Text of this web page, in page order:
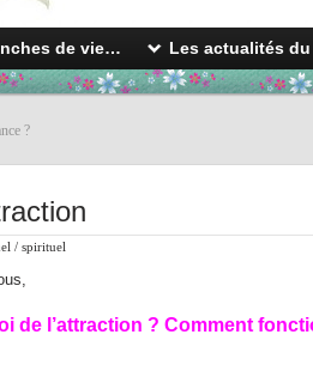
de vie… Les actualités
?
/ spirituel
de l’attraction ? Comment